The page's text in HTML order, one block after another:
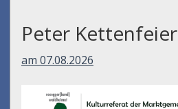
Peter Kettenfeier
am 07.08.2026